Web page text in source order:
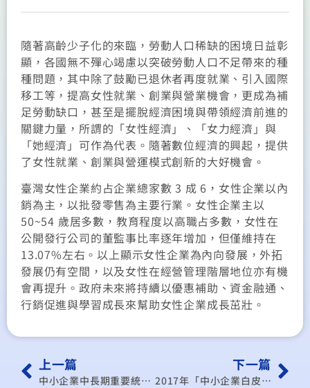
隨著高齡少子化的來臨，勞動人口稀缺的困境日益彰
顯，各國無不殫心竭慮以突破勞動人口不足帶來的種
種問題，其中除了鼓勵已退休者再度就業、引入國際
移工等，提高女性就業、創業與營業機會，更成為補
足勞動缺口，甚至是擺脫經濟困境與帶領經濟前進的
關鍵力量，所謂的「女性經濟」、「女力經濟」與
「她經濟」可作為代表。隨著數位經濟的興起，提供
了女性就業、創業與營運模式創新的大好機會。
臺灣女性企業約占企業總家數 3 成 6，女性企業以內
銷為主，以批發零售為主要行業。女性企業主以
50~54 歲居多數，教育程度以高職占多數，女性在
公開發行公司的董監事比率逐年增加，但僅維持在
13.07%左右。以上顯示女性企業為內向發展，外拓
發展仍有空間，以及女性在經營管理階層地位亦有機
會再提升。政府未來將持續以優惠補助、資金融通、
行銷促進與學習成長來幫助女性企業成長茁壯。
上一篇
中小企業中長期重要統計及議題研析：新南向國家新創環境暨臺灣發展契機
下一篇
2017年「中小企業白皮書編撰暨專題研究計畫」